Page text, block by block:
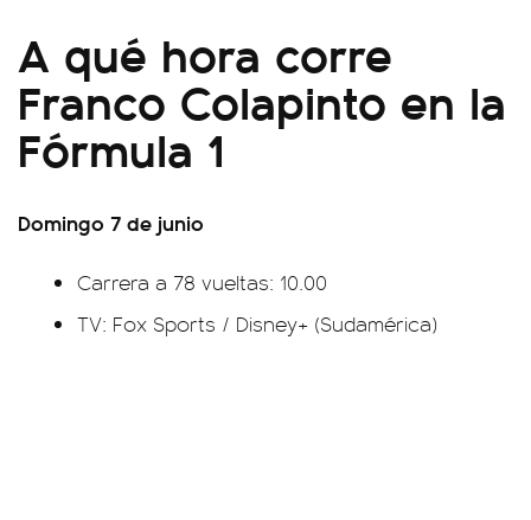
A qué hora corre
Franco Colapinto en la
Fórmula 1
Domingo 7 de junio
Carrera a 78 vueltas: 10.00
TV: Fox Sports / Disney+ (Sudamérica)